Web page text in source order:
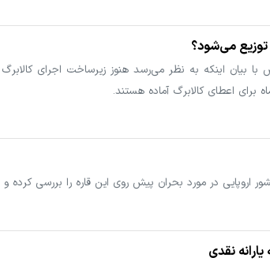
توزیع می‌شود؟
بیان اینکه به نظر می‌رسد هنوز زیرساخت‌ اجرای
برای اعطای کالابرگ آماده هستند.
اروپایی در مورد بحران پیش روی این قاره را بررسی کرده
نقدی